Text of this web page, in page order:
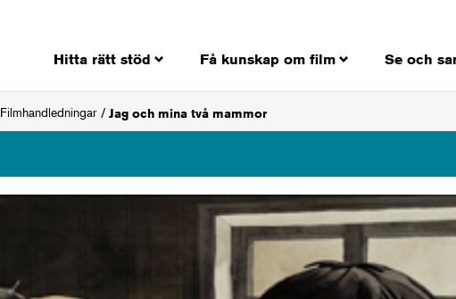
Hitta rätt stöd Få kunskap om film Se och
Filmhandledningar Jag och mina två mammor